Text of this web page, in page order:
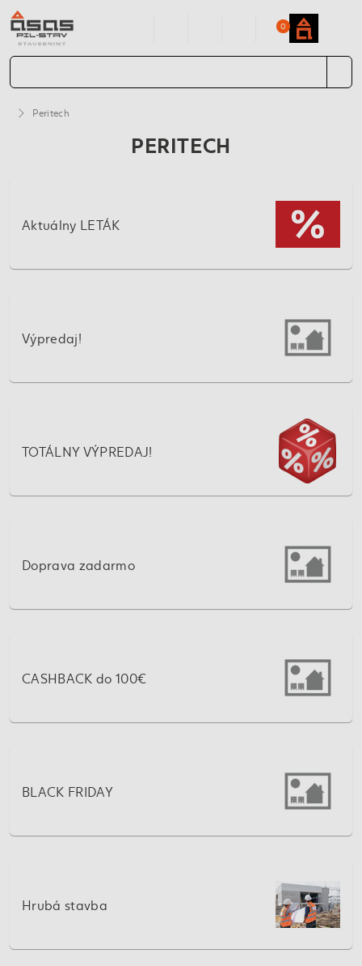
0
Peritech
PERITECH
Aktuálny LETÁK
Výpredaj!
TOTÁLNY VÝPREDAJ!
Doprava zadarmo
CASHBACK do 100€
BLACK FRIDAY
Hrubá stavba